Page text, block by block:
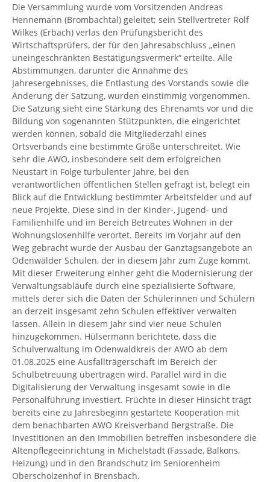
Die Versammlung wurde vom Vorsitzenden Andreas
Hennemann (Brombachtal) geleitet; sein Stellvertreter Rolf
Wilkes (Erbach) verlas den Prüfungsbericht des
Wirtschaftsprüfers, der für den Jahresabschluss „einen
uneingeschränkten Bestätigungsvermerk“ erteilte. Alle
Abstimmungen, darunter die Annahme des
Jahresergebnisses, die Entlastung des Vorstands sowie die
Änderung der Satzung, wurden einstimmig vorgenommen.
Die Satzung sieht eine Stärkung des Ehrenamts vor und die
Bildung von sogenannten Stützpunkten, die eingerichtet
werden können, sobald die Mitgliederzahl eines
Ortsverbands eine bestimmte Größe unterschreitet. Wie
sehr die AWO, insbesondere seit dem erfolgreichen
Neustart in Folge turbulenter Jahre, bei den
verantwortlichen öffentlichen Stellen gefragt ist, belegt ein
Blick auf die Entwicklung bestimmter Arbeitsfelder und auf
neue Projekte. Diese sind in der Kinder-, Jugend- und
Familienhilfe und im Bereich Betreutes Wohnen in der
Wohnungslosenhilfe verortet. Bereits im Vorjahr auf den
Weg gebracht wurde der Ausbau der Ganztagsangebote an
Odenwälder Schulen, der in diesem Jahr zum Zuge kommt.
Mit dieser Erweiterung einher geht die Modernisierung der
Verwaltungsabläufe durch eine spezialisierte Software,
mittels derer sich die Daten der Schülerinnen und Schülern
an derzeit insgesamt zehn Schulen effektiver verwalten
lassen. Allein in diesem Jahr sind vier neue Schulen
hinzugekommen. Hülsermann berichtete, dass die
Schulverwaltung im Odenwaldkreis der AWO ab dem
01.08.2025 eine Ausfallträgerschaft im Bereich der
Schulbetreuung übertragen wird. Parallel wird in die
Digitalisierung der Verwaltung insgesamt sowie in die
Personalführung investiert. Früchte in dieser Hinsicht trägt
bereits eine zu Jahresbeginn gestartete Kooperation mit
dem benachbarten AWO Kreisverband Bergstraße. Die
Investitionen an den Immobilien betreffen insbesondere die
Altenpflegeeinrichtung in Michelstadt (Fassade, Balkons,
Heizung) und in den Brandschutz im Seniorenheim
Oberscholzenhof in Brensbach.